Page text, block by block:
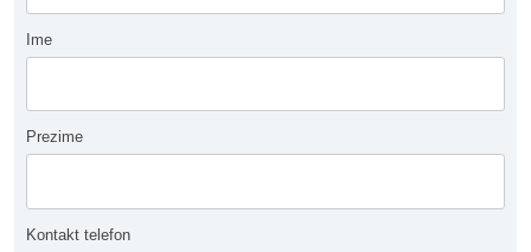
Ime
Prezime
Kontakt telefon